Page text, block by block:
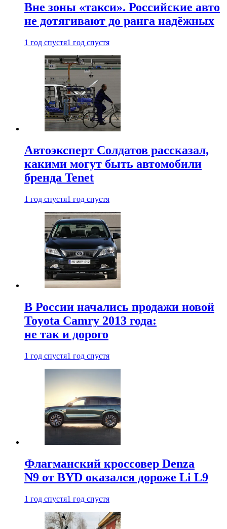
Вне зоны «такси». Российские авто
не дотягивают до ранга надёжных
1 год спустя1 год спустя
Автоэксперт Солдатов рассказал,
какими могут быть автомобили
бренда Tenet
1 год спустя1 год спустя
В России начались продажи новой
Toyota Camry 2013 года:
не так и дорого
1 год спустя1 год спустя
Флагманский кроссовер Denza
N9 от BYD оказался дороже Li L9
1 год спустя1 год спустя